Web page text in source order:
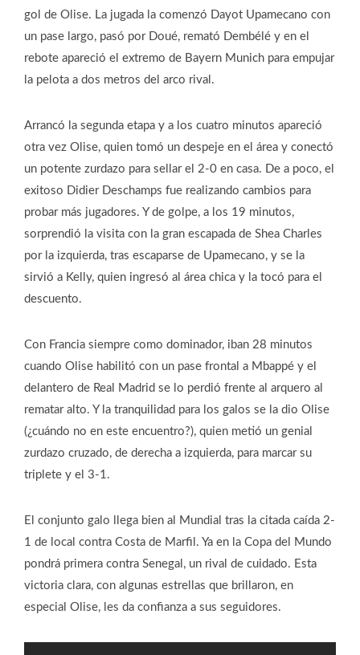
gol de Olise. La jugada la comenzó Dayot Upamecano con
un pase largo, pasó por Doué, remató Dembélé y en el
rebote apareció el extremo de Bayern Munich para empujar
la pelota a dos metros del arco rival.
Arrancó la segunda etapa y a los cuatro minutos apareció
otra vez Olise, quien tomó un despeje en el área y conectó
un potente zurdazo para sellar el 2-0 en casa. De a poco, el
exitoso Didier Deschamps fue realizando cambios para
probar más jugadores. Y de golpe, a los 19 minutos,
sorprendió la visita con la gran escapada de Shea Charles
por la izquierda, tras escaparse de Upamecano, y se la
sirvió a Kelly, quien ingresó al área chica y la tocó para el
descuento.
Con Francia siempre como dominador, iban 28 minutos
cuando Olise habilitó con un pase frontal a Mbappé y el
delantero de Real Madrid se lo perdió frente al arquero al
rematar alto. Y la tranquilidad para los galos se la dio Olise
(¿cuándo no en este encuentro?), quien metió un genial
zurdazo cruzado, de derecha a izquierda, para marcar su
triplete y el 3-1.
El conjunto galo llega bien al Mundial tras la citada caída 2-
1 de local contra Costa de Marfil. Ya en la Copa del Mundo
pondrá primera contra Senegal, un rival de cuidado. Esta
victoria clara, con algunas estrellas que brillaron, en
especial Olise, les da confianza a sus seguidores.